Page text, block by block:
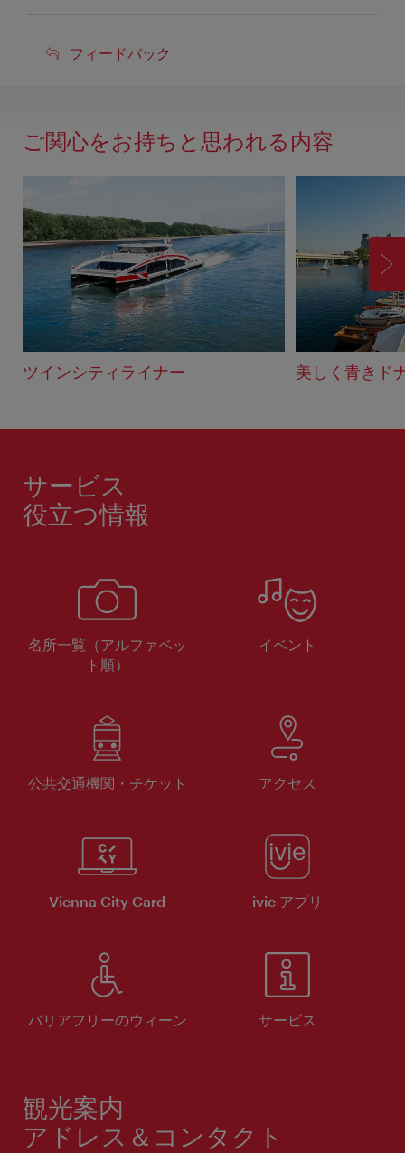
フ
ド
ク
フィードバック
ご関心をお持ちと思われる内容
ツインシティライナー 美しく青きド
進
む
サービス
役立つ情報
名所一覧（アルファベッ
ト順）
イベント
公共交通機関・チケット アクセス
Vienna City Card ivie アプリ
バリアフリーのウィーン サービス
観光案内
アドレス＆コンタクト